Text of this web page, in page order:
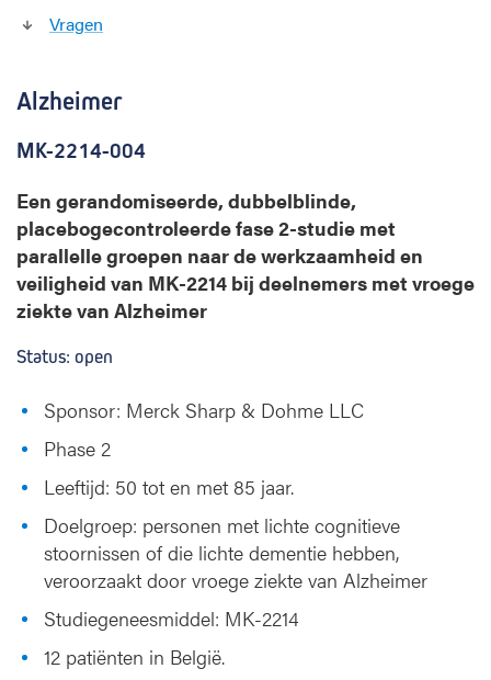
k
l
i
n
e
Vragen
Alzheimer
MK-2214-004
Een gerandomiseerde, dubbelblinde,
placebogecontroleerde fase 2-studie met
parallelle groepen naar de werkzaamheid en
veiligheid van MK-2214 bij deelnemers met vroege
ziekte van Alzheimer
Status: open
Sponsor: Merck Sharp & Dohme LLC
Phase 2
Leeftijd: 50 tot en met 85 jaar.
Doelgroep: personen met lichte cognitieve
stoornissen of die lichte dementie hebben,
veroorzaakt door vroege ziekte van Alzheimer
Studiegeneesmiddel: MK-2214
12 patiënten in België.